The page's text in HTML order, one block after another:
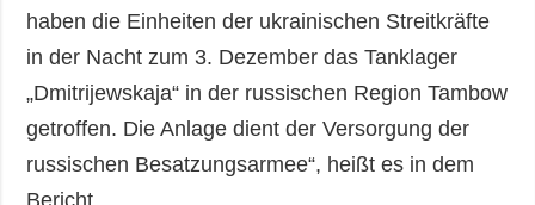
haben die Einheiten der ukrainischen Streitkräfte
in der Nacht zum 3. Dezember das Tanklager
„Dmitrijewskaja“ in der russischen Region Tambow
getroffen. Die Anlage dient der Versorgung der
russischen Besatzungsarmee“, heißt es in dem